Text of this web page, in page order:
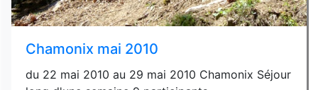
Chamonix mai 2010
du 22 mai 2010 au 29 mai 2010 Chamonix Séjour